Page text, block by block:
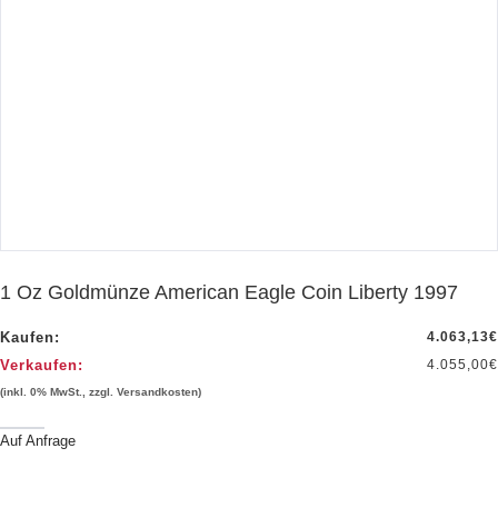
1 Oz Goldmünze American Eagle Coin Liberty 1997
Kaufen: 4.063,13€
Verkaufen: 4.055,00€
(inkl. 0% MwSt., zzgl. Versandkosten)
Auf Anfrage